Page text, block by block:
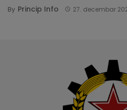
By Princip Info 27. decembar